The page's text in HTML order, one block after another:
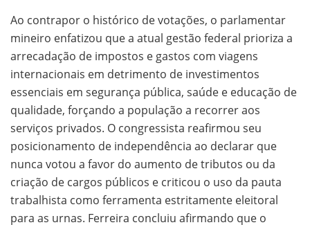
Ao contrapor o histórico de votações, o parlamentar
mineiro enfatizou que a atual gestão federal prioriza a
arrecadação de impostos e gastos com viagens
internacionais em detrimento de investimentos
essenciais em segurança pública, saúde e educação de
qualidade, forçando a população a recorrer aos
serviços privados. O congressista reafirmou seu
posicionamento de independência ao declarar que
nunca votou a favor do aumento de tributos ou da
criação de cargos públicos e criticou o uso da pauta
trabalhista como ferramenta estritamente eleitoral
para as urnas. Ferreira concluiu afirmando que o